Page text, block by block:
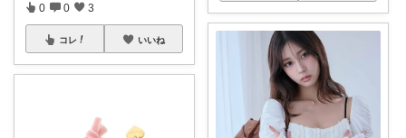
0 0 3
コレ いいね